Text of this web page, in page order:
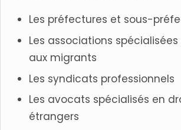
Les préfectures et sous-
Les associations spécialisées
aux migrants
Les syndicats professionnels
Les avocats spécialisés en
étrangers